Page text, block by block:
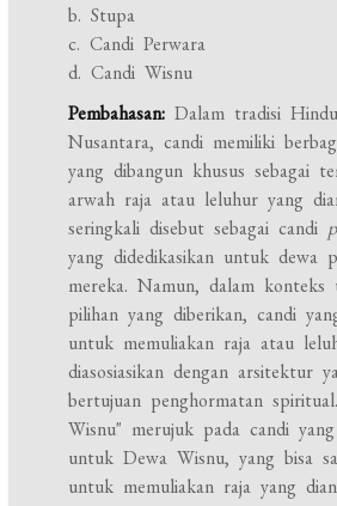
b. Stupa
c. Candi Perwara
d. Candi Wisnu
Pembahasan: Dalam tradisi
Nusantara, candi memiliki
yang dibangun khusus sebagai
arwah raja atau leluhur yang
seringkali disebut sebagai candi
yang didedikasikan untuk dewa
mereka. Namun, dalam konteks
pilihan yang diberikan, candi
untuk memuliakan raja atau
diasosiasikan dengan arsitektur
bertujuan penghormatan
Wisnu" merujuk pada candi
untuk Dewa Wisnu, yang bisa
untuk memuliakan raja yang